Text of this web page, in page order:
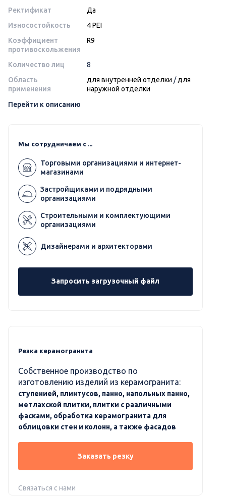
Ректификат
Да
Износостойкость
4 PEI
Коэффициент
противоскольжения
R9
Количество лиц
8
Область
применения
для внутренней отделки /для
наружной отделки
Перейти к описанию
Мы сотрудничаем с ...
Торговыми организациями и интернет-
магазинами
Застройщиками и подрядными
организациями
Строительными и комплектующими
организациями
Дизайнерами и архитекторами
Запросить загрузочный файл
Резка керамогранита
Собственное производство по
изготовлению изделий из керамогранита:
ступенией, плинтусов, панно, напольных панно,
метлахской плитки, плитки с различными
фасками, обработка керамогранита для
облицовки стен и колонн, а также фасадов
Заказать резку
Связаться с нами